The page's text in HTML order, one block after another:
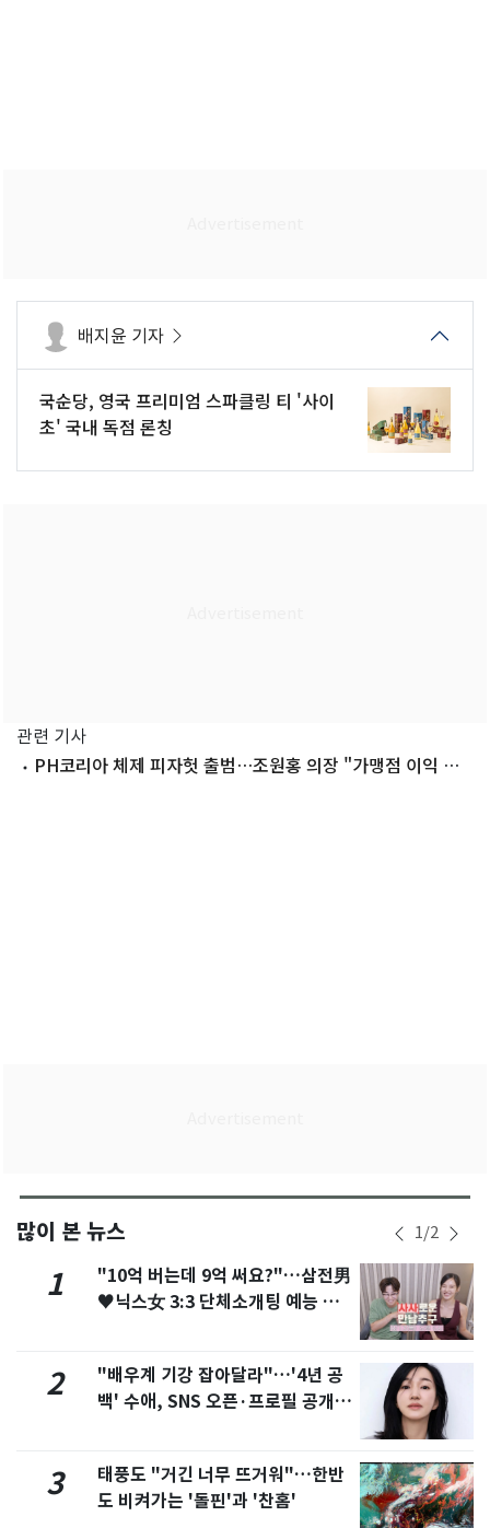
배지윤 기자
국순당, 영국 프리미엄 스파클링 티 '사이
초' 국내 독점 론칭
관련 기사
PH코리아 체제 피자헛 출범…조원홍 의장 "가맹점 이익 최
많이 본 뉴스 1/2
1
"10억 버는데 9억 써요?"…삼전男
♥닉스女 3:3 단체소개팅 예능 화
2
"배우계 기강 잡아달라"…'4년 공
백' 수애, SNS 오픈·프로필 공개
3
태풍도 "거긴 너무 뜨거워"…한반
도 비켜가는 '돌핀'과 '찬홈'